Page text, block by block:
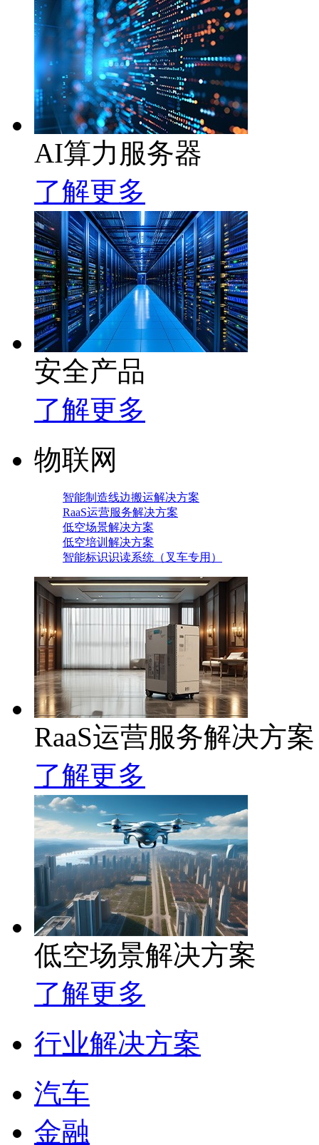
AI算力服务器
了解更多
安全产品
了解更多
物联网
智能制造线边搬运解决方案
RaaS运营服务解决方案
低空场景解决方案
低空培训解决方案
智能标识识读系统（叉车专用）
RaaS运营服务解决方案
了解更多
低空场景解决方案
了解更多
行业解决方案
汽车
金融